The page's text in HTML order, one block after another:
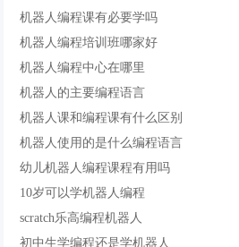
机器人编程课有必要学吗
机器人编程培训班哪家好
机器人编程中心在哪里
机器人的主要编程语言
机器人课和编程课有什么区别
机器人使用的是什么编程语言
幼儿机器人编程课程有用吗
10岁可以学机器人编程
scratch乐高编程机器人
初中生学编程还是学机器人